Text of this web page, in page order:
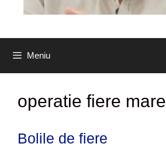
Meniu
operatie fiere mare
Bolile de fiere